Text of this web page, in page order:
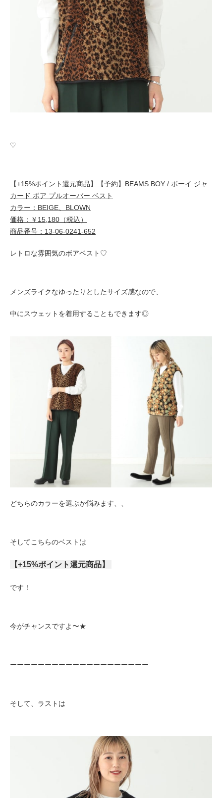
♡
【+15%ポイント還元商品】【予約】BEAMS BOY / ボーイ ジャ
カード ボア プルオーバー ベスト
カラー：BEIGE、BLOWN
価格：￥15,180（税込）
商品番号：13-06-0241-652
レトロな雰囲気のボアベスト♡
メンズライクなゆったりとしたサイズ感なので、
中にスウェットを着用することもできます◎
どちらのカラーを選ぶか悩みます、、
そしてこちらのベストは
【+15%ポイント還元商品】
です！
今がチャンスですよ〜★
ーーーーーーーーーーーーーーーーーーーー
そして、ラストは